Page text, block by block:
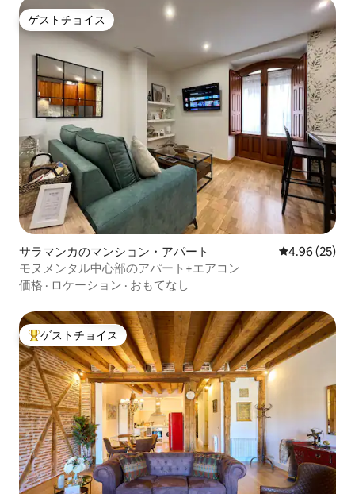
ゲストチョイス
ゲストチョイス
サラマンカのマンション・アパート レビュー25
4.96 (25)
モヌメンタル中心部のアパート+エアコン
価格 · ロケーション · おもてなし
大好評のゲストチョイスです。
ゲストチョイス